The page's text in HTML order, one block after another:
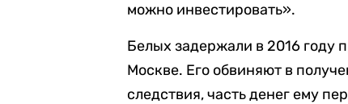
можно инвестировать».
Белых задержали в 2016 году
Москве. Его обвиняют в
следствия, часть денег ему